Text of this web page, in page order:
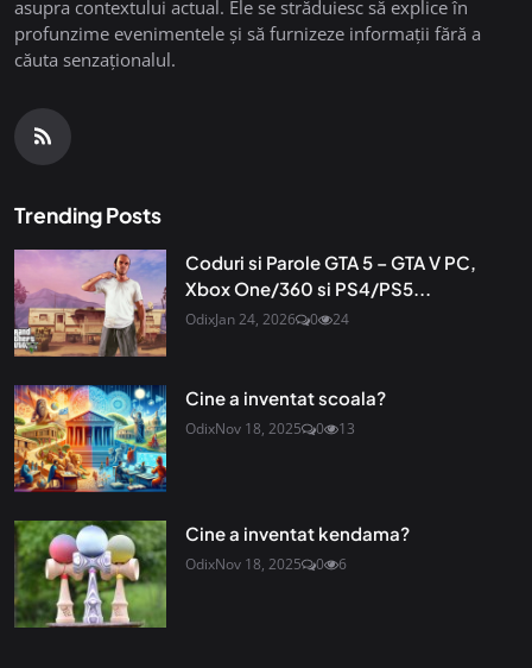
asupra contextului actual. Ele se străduiesc să explice în
profunzime evenimentele și să furnizeze informații fără a
căuta senzaționalul.
Trending Posts
Coduri si Parole GTA 5 – GTA V PC,
Xbox One/360 si PS4/PS5...
OdixJan 24, 2026 0 24
Cine a inventat scoala?
OdixNov 18, 2025 0 13
Cine a inventat kendama?
OdixNov 18, 2025 0 6